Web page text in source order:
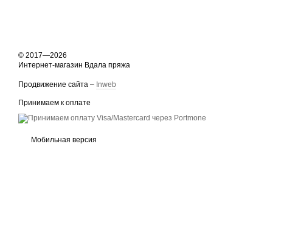
© 2017—2026
Интернет-магазин Вдала пряжа
Продвижение сайта – Inweb
Принимаем к оплате
Мобильная версия